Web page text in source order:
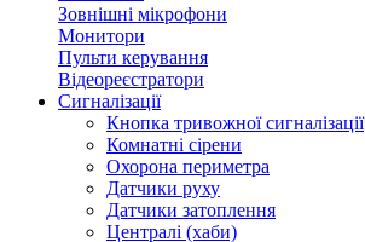
Зовнішні мікрофони
Монитори
Пульти керування
Відеореєстратори
Сигналізації
Кнопка тривожної сигналізації
Комнатні сірени
Охорона периметра
Датчики руху
Датчики затоплення
Централі (хаби)